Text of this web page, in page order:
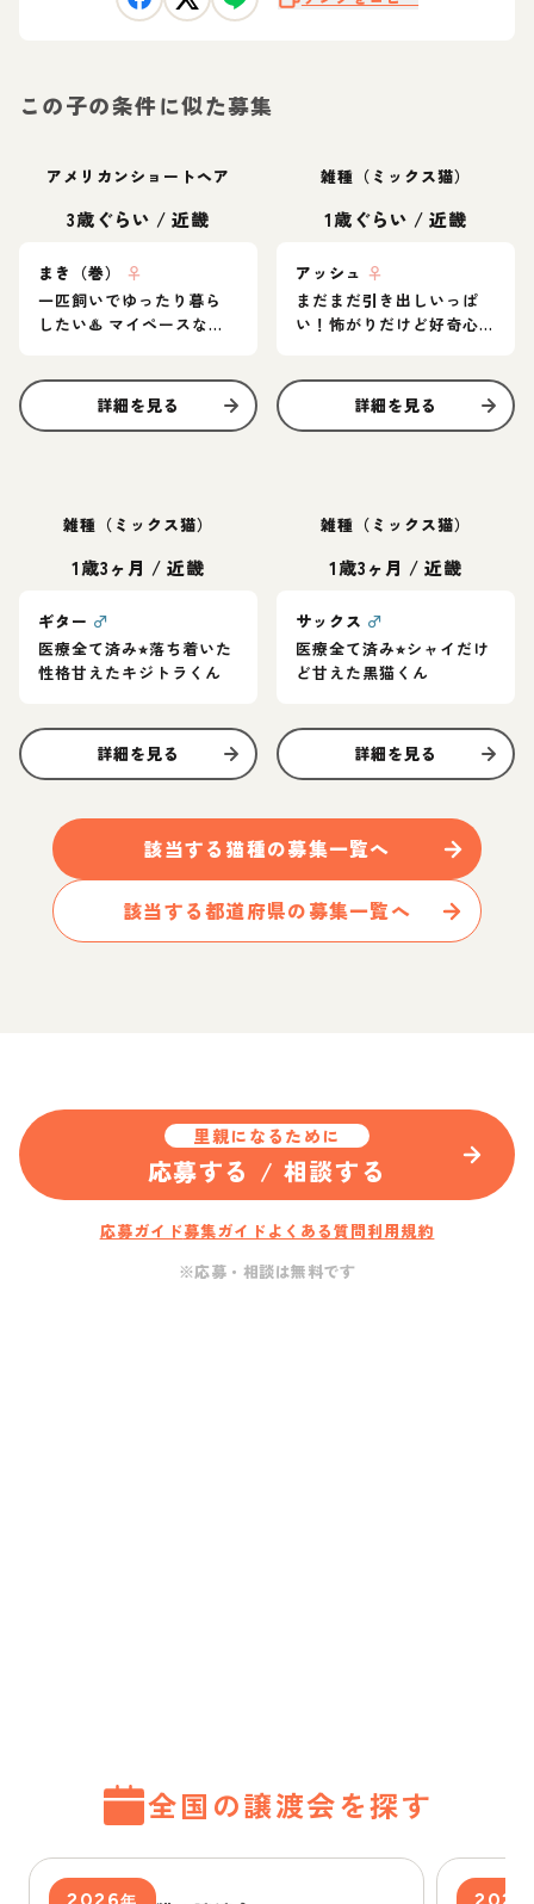
この子の条件に似た募集
アメリカンショートヘア
3歳ぐらい /近畿
まき（巻）
♀
一匹飼いでゆったり暮ら
したい♨️ マイペースなア
詳細を見る
雑種（ミックス猫）
1歳ぐらい /近畿
アッシュ ♀
まだまだ引き出しいっぱ
い！怖がりだけど好奇心
詳細を見る
雑種（ミックス猫）
1歳3ヶ月 /近畿
ギター ♂
医療全て済み⭐︎落ち着いた
性格甘えたキジトラくん
詳細を見る
雑種（ミックス猫）
1歳3ヶ月 /近畿
サックス ♂
医療全て済み⭐︎シャイだけ
ど甘えた黒猫くん
詳細を見る
該当する 猫種の募集一覧へ
該当する都道府県の募集一覧へ
里親になるために
応募する / 相談する
応募ガイド募集ガイド よくある質問利用規約
※応募・相談は無料です
全国の譲渡会を探す